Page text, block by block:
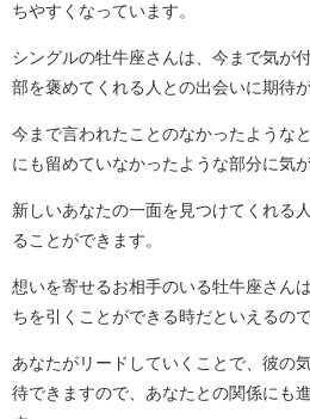
ちやすくなっています。
シングルの牡牛座さんは、今まで気が
部を褒めてくれる人との出会いに期待
今まで言われたことのなかったような
にも留めていなかったような部分に気
新しいあなたの一面を見つけてくれる
ることができます。
想いを寄せるお相手のいる牡牛座さん
ちを引くことができる時だといえるので
あなたがリードしていくことで、彼の
待できますので、あなたとの関係にも